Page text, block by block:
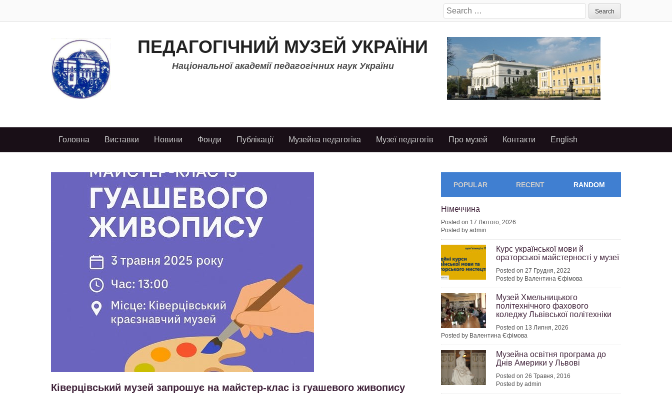
Search
for:
ПЕДАГОГІЧНИЙ МУЗЕЙ УКРАЇНИ
Національної академії педагогічних наук України
Головна Виставки Новини Фонди Публікації Музейна педагогіка Музеї педагогів Про музей Контакти English
Ківерцівський музей запрошує на майстер-клас із гуашевого живопису
POPULAR RECENT RANDOM
Німеччина
Posted on 17 Лютого, 2026
Posted by admin
Курс української мови й
ораторської майстерності у музеї
Posted on 27 Грудня, 2022
Posted by Валентина Єфімова
Музей Хмельницького
політехнічного фахового
коледжу Львівської політехніки
Posted on 13 Липня, 2026
Posted by Валентина Єфімова
Музейна освітня програма до
Днів Америки у Львові
Posted on 26 Травня, 2016
Posted by admin